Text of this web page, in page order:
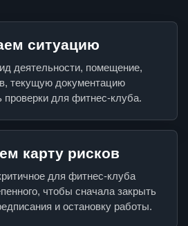
ситуацию
деятельности, помещение,
текущую документацию
проверки для фитнес-клуба.
карту рисков
для фитнес-клуба
чтобы сначала закрыть
и остановку работы.